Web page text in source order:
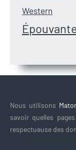
Western
Nous utilisons
savoir quelles
respectueuse des